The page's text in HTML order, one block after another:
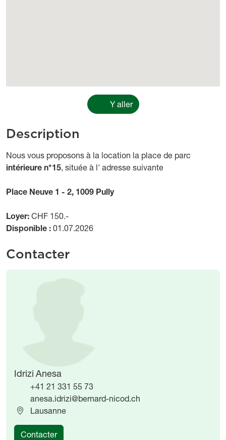
Y aller
Description
Object description
Nous vous proposons à la location la place de parc
intérieure n*15, située à l' adresse suivante
Place Neuve 1 - 2, 1009 Pully
Loyer: CHF 150.-
Disponible : 01.07.2026
Contacter
Idrizi Anesa
+41 21 331 55 73
anesa.idrizi@bernard-nicod.ch
Lausanne
Contacter